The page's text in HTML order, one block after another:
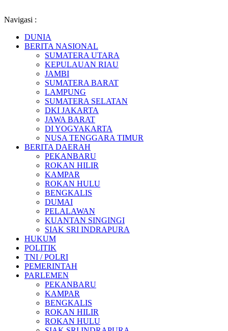
Navigasi :
DUNIA
BERITA NASIONAL
SUMATERA UTARA
KEPULAUAN RIAU
JAMBI
SUMATERA BARAT
LAMPUNG
SUMATERA SELATAN
DKI JAKARTA
JAWA BARAT
DI YOGYAKARTA
NUSA TENGGARA TIMUR
BERITA DAERAH
PEKANBARU
ROKAN HILIR
KAMPAR
ROKAN HULU
BENGKALIS
DUMAI
PELALAWAN
KUANTAN SINGINGI
SIAK SRI INDRAPURA
HUKUM
POLITIK
TNI / POLRI
PEMERINTAH
PARLEMEN
PEKANBARU
KAMPAR
BENGKALIS
ROKAN HILIR
ROKAN HULU